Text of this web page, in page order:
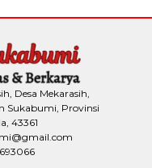
Desa Mekarasih,
Sukabumi, Provinsi
43361